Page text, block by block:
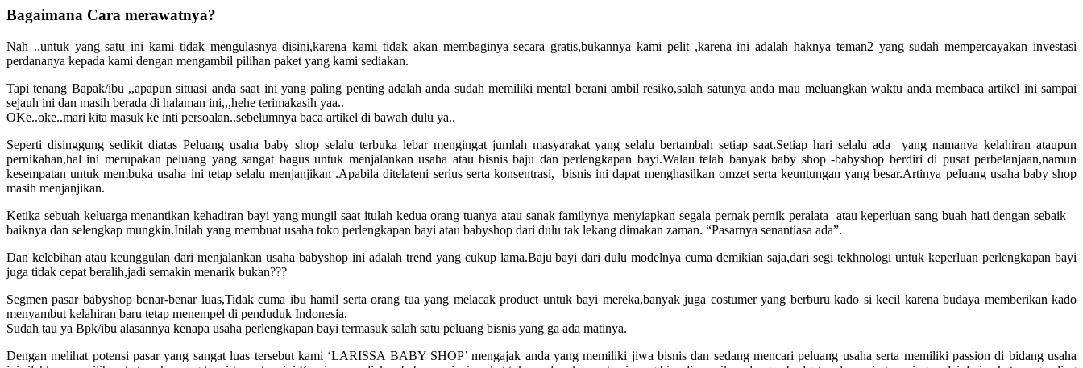
Bagaimana Cara merawatnya?
Nah ..untuk yang satu ini kami tidak mengulasnya disini,karena kami tidak akan membaginya secara gratis,bukannya kami pelit ,karena ini adalah haknya teman2 yang sudah mempercayakan investasi
perdananya kepada kami dengan mengambil pilihan paket yang kami sediakan.
Tapi tenang Bapak/ibu ,,apapun situasi anda saat ini yang paling penting adalah anda sudah memiliki mental berani ambil resiko,salah satunya anda mau meluangkan waktu anda membaca artikel ini sampai
sejauh ini dan masih berada di halaman ini,,,hehe terimakasih yaa..
OKe..oke..mari kita masuk ke inti persoalan..sebelumnya baca artikel di bawah dulu ya..
Seperti disinggung sedikit diatas Peluang usaha baby shop selalu terbuka lebar mengingat jumlah masyarakat yang selalu bertambah setiap saat.Setiap hari selalu ada yang namanya kelahiran ataupun
pernikahan,hal ini merupakan peluang yang sangat bagus untuk menjalankan usaha atau bisnis baju dan perlengkapan bayi.Walau telah banyak baby shop -babyshop berdiri di pusat perbelanjaan,namun
kesempatan untuk membuka usaha ini tetap selalu menjanjikan .Apabila ditelateni serius serta konsentrasi, bisnis ini dapat menghasilkan omzet serta keuntungan yang besar.Artinya peluang usaha baby shop
masih menjanjikan.
Ketika sebuah keluarga menantikan kehadiran bayi yang mungil saat itulah kedua orang tuanya atau sanak familynya menyiapkan segala pernak pernik peralata atau keperluan sang buah hati dengan sebaik –
baiknya dan selengkap mungkin.Inilah yang membuat usaha toko perlengkapan bayi atau babyshop dari dulu tak lekang dimakan zaman. “Pasarnya senantiasa ada”.
Dan kelebihan atau keunggulan dari menjalankan usaha babyshop ini adalah trend yang cukup lama.Baju bayi dari dulu modelnya cuma demikian saja,dari segi tekhnologi untuk keperluan perlengkapan bayi
juga tidak cepat beralih,jadi semakin menarik bukan???
Segmen pasar babyshop benar-benar luas,Tidak cuma ibu hamil serta orang tua yang melacak product untuk bayi mereka,banyak juga costumer yang berburu kado si kecil karena budaya memberikan kado
menyambut kelahiran baru tetap menempel di penduduk Indonesia.
Sudah tau ya Bpk/ibu alasannya kenapa usaha perlengkapan bayi termasuk salah satu peluang bisnis yang ga ada matinya.
Dengan melihat potensi pasar yang sangat luas tersebut kami ‘LARISSA BABY SHOP’ mengajak anda yang memiliki jiwa bisnis dan sedang mencari peluang usaha serta memiliki passion di bidang usaha